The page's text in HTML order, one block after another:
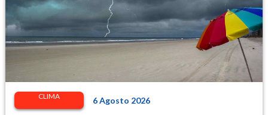
CLIMA 6 Agosto 2026